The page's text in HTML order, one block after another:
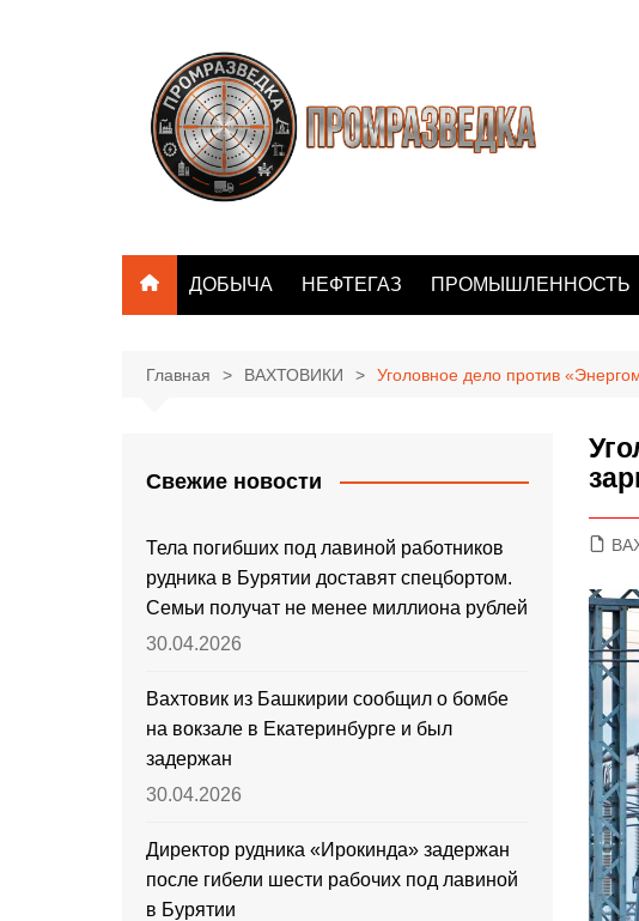
ДОБЫЧА НЕФТЕГАЗ ПРОМЫШЛЕННОСТЬ
Главная ВАХТОВИКИ Уголовное дело против
Свежие новости
Тела погибших под лавиной работников
рудника в Бурятии доставят спецбортом.
Семьи получат не менее миллиона рублей
30.04.2026
Вахтовик из Башкирии сообщил о бомбе
на вокзале в Екатеринбурге и был
задержан
30.04.2026
Директор рудника «Ирокинда» задержан
после гибели шести рабочих под лавиной
в Бурятии